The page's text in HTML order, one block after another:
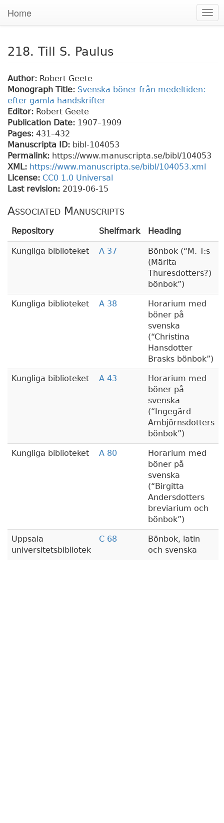
Home
218. Till S. Paulus
Author: Robert Geete
Monograph Title: Svenska böner från medeltiden:
efter gamla handskrifter
Editor: Robert Geete
Publication Date: 1907–1909
Pages: 431–432
Manuscripta ID: bibl-104053
Permalink: https://www.manuscripta.se/bibl/104053
XML: https://www.manuscripta.se/bibl/104053.xml
License: CC0 1.0 Universal
Last revision: 2019-06-15
Associated Manuscripts
Repository Shelfmark Heading
Kungliga biblioteket A 37 Bönbok ( M. T:s
(Märita
Thuresdotters?)
bönbok )
Kungliga biblioteket A 38
Horarium med
böner på
svenska
( Christina
Hansdotter
Brasks bönbok )
Kungliga biblioteket A 43
Horarium med
böner på
svenska
( Ingegärd
Ambjörnsdotters
bönbok )
Kungliga biblioteket A 80
Horarium med
böner på
svenska
( Birgitta
Andersdotters
breviarium och
bönbok )
Uppsala
universitetsbibliotek
C 68
Bönbok, latin
och svenska